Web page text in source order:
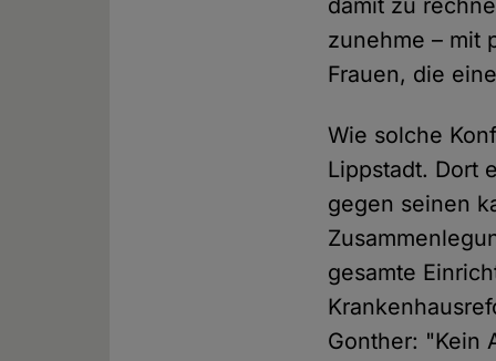
damit zu
zunehme – mit
Frauen, die
Wie solche
Lippstadt. Dort
gegen seinen
gesamte
Gonther: "Kein